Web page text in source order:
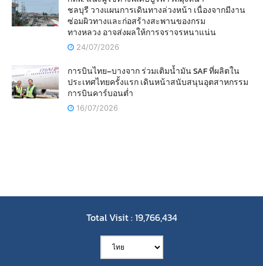
ชลบุรี วางแผนการเดินทางล่วงหน้า เนื่องจากมีงาน
ซ่อมผิวทางและก่อสร้างสะพานของกรม
ทางหลวง อาจส่งผลให้การจราจรหนาแน่น
24/07/2026
การบินไทย–บางจาก ร่วมเติมน้ำมัน SAF ที่ผลิตใน
ประเทศไทยครั้งแรก เดินหน้าสนับสนุนอุตสาหกรรม
การบินคาร์บอนต่ำ
16/07/2026
Total Visit : 19,766,434